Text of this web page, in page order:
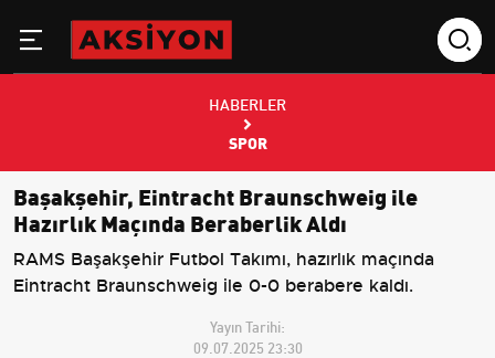
HABERLER
SPOR
Başakşehir, Eintracht Braunschweig ile
Hazırlık Maçında Beraberlik Aldı
RAMS Başakşehir Futbol Takımı, hazırlık maçında
Eintracht Braunschweig ile 0-0 berabere kaldı.
Yayın Tarihi:
09.07.2025 23:30